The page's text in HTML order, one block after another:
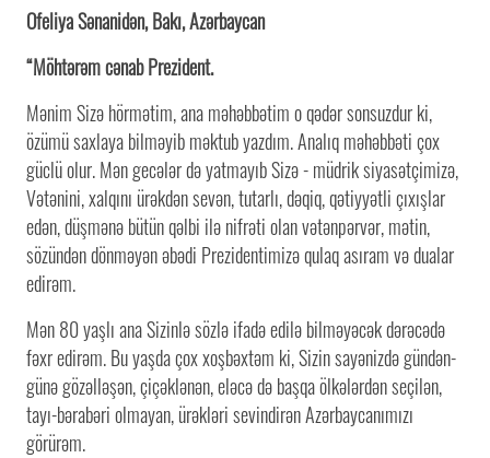
Ofeliya Sənanidən, Bakı, Azərbaycan
“Möhtərəm cənab Prezident.
Mənim Sizə hörmətim, ana məhəbbətim o qədər sonsuzdur ki,
özümü saxlaya bilməyib məktub yazdım. Analıq məhəbbəti çox
güclü olur. Mən gecələr də yatmayıb Sizə - müdrik siyasətçimizə,
Vətənini, xalqını ürəkdən sevən, tutarlı, dəqiq, qətiyyətli çıxışlar
edən, düşmənə bütün qəlbi ilə nifrəti olan vətənpərvər, mətin,
sözündən dönməyən əbədi Prezidentimizə qulaq asıram və dualar
edirəm.
Mən 80 yaşlı ana Sizinlə sözlə ifadə edilə bilməyəcək dərəcədə
fəxr edirəm. Bu yaşda çox xoşbəxtəm ki, Sizin sayənizdə gündən-
günə gözəlləşən, çiçəklənən, eləcə də başqa ölkələrdən seçilən,
tayı-bərabəri olmayan, ürəkləri sevindirən Azərbaycanımızı
görürəm.